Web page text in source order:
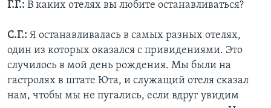
Г.Г.: В каких отелях вы любите останавливаться?
С.Г.: Я останавливалась в самых разных отелях,
один из которых оказался с привидениями. Это
случилось в мой день рождения. Мы были на
гастролях в штате Юта, и служащий отеля сказал
нам, чтобы мы не пугались, если вдруг увидим